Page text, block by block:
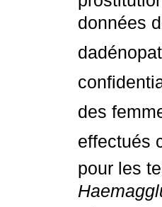
données
des
effectués
pour les